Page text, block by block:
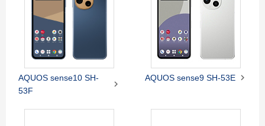
AQUOS sense10 SH-
53F

AQUOS sense9 SH-53E 